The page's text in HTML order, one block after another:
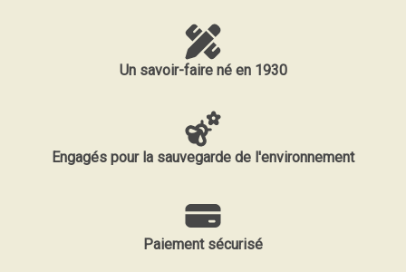
Un savoir-faire né en 1930
Engagés pour la sauvegarde de l'environnement
Paiement sécurisé